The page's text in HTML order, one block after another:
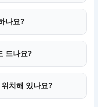
나요?
드나요?
치해 있나요?